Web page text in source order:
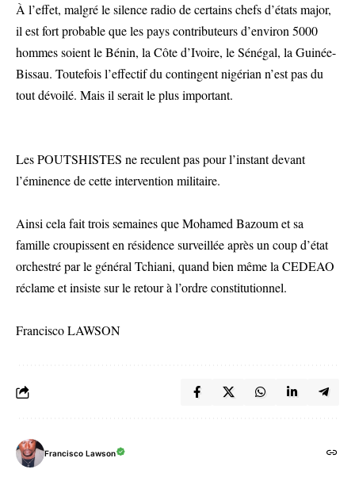
À l’effet, malgré le silence radio de certains chefs d’états major,
il est fort probable que les pays contributeurs d’environ 5000
hommes soient le Bénin, la Côte d’Ivoire, le Sénégal, la Guinée-
Bissau. Toutefois l’effectif du contingent nigérian n’est pas du
tout dévoilé. Mais il serait le plus important.
Les POUTSHISTES ne reculent pas pour l’instant devant
l’éminence de cette intervention militaire.
Ainsi cela fait trois semaines que Mohamed Bazoum et sa
famille croupissent en résidence surveillée après un coup d’état
orchestré par le général Tchiani, quand bien même la CEDEAO
réclame et insiste sur le retour à l’ordre constitutionnel.
Francisco LAWSON
Francisco Lawson